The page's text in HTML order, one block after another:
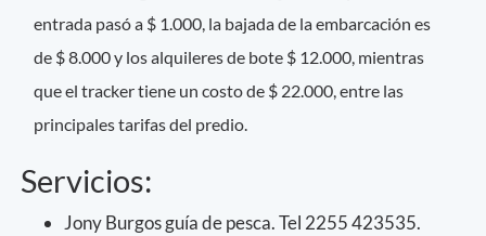
entrada pasó a $ 1.000, la bajada de la embarcación es
de $ 8.000 y los alquileres de bote $ 12.000, mientras
que el tracker tiene un costo de $ 22.000, entre las
principales tarifas del predio.
Servicios:
Jony Burgos guía de pesca. Tel 2255 423535.